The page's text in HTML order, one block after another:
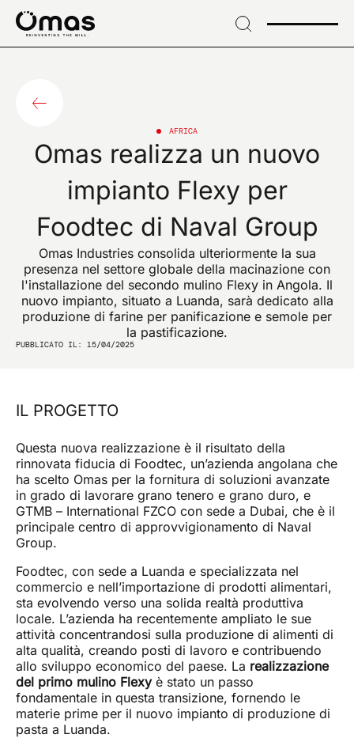
Skip
AFRICA
Omas realizza un nuovo
impianto Flexy per
Foodtec di Naval Group
Omas Industries consolida ulteriormente la sua
presenza nel settore globale della macinazione con
l'installazione del secondo mulino Flexy in Angola. Il
nuovo impianto, situato a Luanda, sarà dedicato alla
produzione di farine per panificazione e semole per
la pastificazione.
PUBBLICATO IL: 15/04/2025
IL PROGETTO
Questa nuova realizzazione è il risultato della
rinnovata fiducia di Foodtec, un’azienda angolana che
ha scelto Omas per la fornitura di soluzioni avanzate
in grado di lavorare grano tenero e grano duro, e
GTMB – International FZCO con sede a Dubai, che è il
principale centro di approvvigionamento di Naval
Group.
Foodtec, con sede a Luanda e specializzata nel
commercio e nell’importazione di prodotti alimentari,
sta evolvendo verso una solida realtà produttiva
locale. L’azienda ha recentemente ampliato le sue
attività concentrandosi sulla produzione di alimenti di
alta qualità, creando posti di lavoro e contribuendo
allo sviluppo economico del paese. La realizzazione
del primo mulino Flexyè stato un passo
fondamentale in questa transizione, fornendo le
materie prime per il nuovo impianto di produzione di
pasta a Luanda.
esclusive e
innovazioni di settore
EMAIL*
Confermo di aver preso visione dell'informativa sul
trattamento dei dati
newsletter) da parte di omas a mezzo mail e riferite a
INVIA